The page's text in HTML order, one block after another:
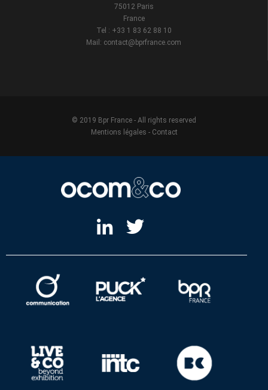
75012 Paris
France
Tel : +33 1 83 62 88 10
Mail: contact@bprfrance.com
© 2019 Bpr France - All rights reserved
Mentions légales - Contact